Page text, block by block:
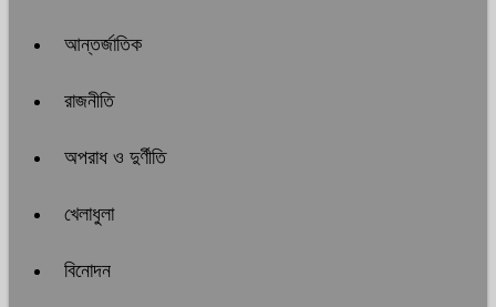
আন্তর্জাতিক
রাজনীতি
অপরাধ ও দুর্ণীতি
খেলাধুলা
বিনোদন